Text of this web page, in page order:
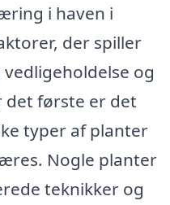
i haven i
der spiller
og
det første er det
typer af planter
Nogle planter
teknikker og